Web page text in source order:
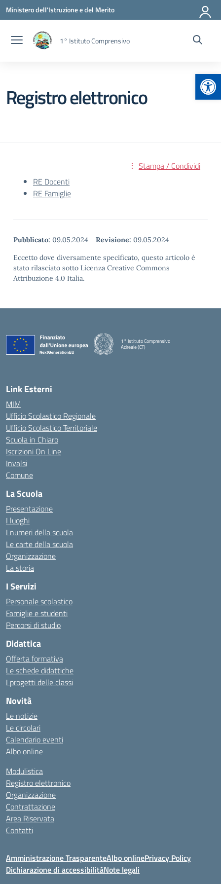
Vai ai contenuti
Vai al menu di navigazione
Vai al footer
Ministero dell'Istruzione e del Merito
1° Istituto Comprensivo
Registro elettronico
Stampa / Condividi
RE Docenti
RE Famiglie
Pubblicato: 09.05.2024 - Revisione: 09.05.2024
Eccetto dove diversamente specificato, questo articolo è
stato rilasciato sotto Licenza Creative Commons
Attribuzione 4.0 Italia.
1° Istituto Comprensivo
Acireale (CT)
Link Esterni
MIM
Ufficio Scolastico Regionale
Ufficio Scolastico Territoriale
Scuola in Chiaro
Iscrizioni On Line
Invalsi
Comune
La Scuola
Presentazione
I luoghi
I numeri della scuola
Le carte della scuola
Organizzazione
La storia
I Servizi
Personale scolastico
Famiglie e studenti
Percorsi di studio
Didattica
Offerta formativa
Le schede didattiche
I progetti delle classi
Novità
Le notizie
Le circolari
Calendario eventi
Albo online
Modulistica
Registro elettronico
Organizzazione
Contrattazione
Area Riservata
Contatti
Amministrazione TrasparenteAlbo onlinePrivacy Policy
Dichiarazione di accessibilitàNote legali